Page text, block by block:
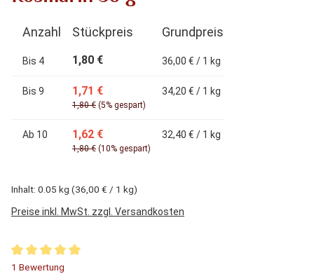
Anzahl Stückpreis Grundpreis
Bis 4 1,80 € 36,00 € / 1 kg
Bis 9 1,71 €
1,80 € (5% gespart)
34,20 € / 1 kg
Ab 10 1,62 €
1,80 € (10% gespart)
32,40 € / 1 kg
Inhalt: 0.05 kg (36,00 € / 1 kg)
Preise inkl. MwSt. zzgl. Versandkosten
Durchschnittliche Bewertung von 5 von 5 Sternen
1 Bewertung